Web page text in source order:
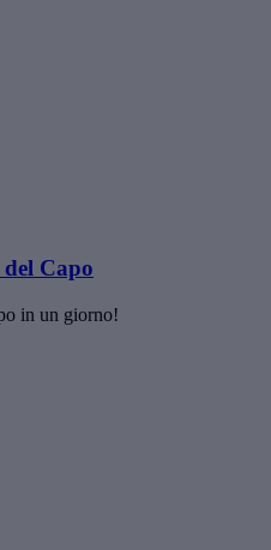
Capo
in un giorno!